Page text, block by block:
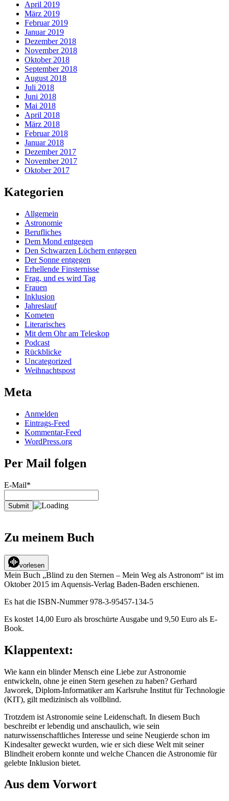
April 2019
März 2019
Februar 2019
Januar 2019
Dezember 2018
November 2018
Oktober 2018
September 2018
August 2018
Juli 2018
Juni 2018
Mai 2018
April 2018
März 2018
Februar 2018
Januar 2018
Dezember 2017
November 2017
Oktober 2017
Kategorien
Allgemein
Astronomie
Berufliches
Dem Mond entgegen
Den Schwarzen Löchern entgegen
Der Sonne entgegen
Erhellende Finsternisse
Frag, und es wird Tag
Frauen
Inklusion
Jahreslauf
Kometen
Literarisches
Mit dem Ohr am Teleskop
Podcast
Rückblicke
Uncategorized
Weihnachtspost
Meta
Anmelden
Eintrags-Feed
Kommentar-Feed
WordPress.org
Per Mail folgen
E-Mail*
Zu meinem Buch
vorlesen
Mein Buch „Blind zu den Sternen – Mein Weg als Astronom“ ist im
Oktober 2015 im Aquensis-Verlag Baden-Baden erschienen.
Es hat die ISBN-Nummer 978-3-95457-134-5
Es kostet 14,00 Euro als broschürte Ausgabe und 9,50 Euro als E-
Book.
Klappentext:
Wie kann ein blinder Mensch eine Liebe zur Astronomie
entwickeln, ohne je einen Stern gesehen zu haben? Gerhard
Jaworek, Diplom-Informatiker am Karlsruhe Institut für Technologie
(KIT), gilt medizinisch als vollblind.
Trotzdem ist Astronomie seine Leidenschaft. In diesem Buch
beschreibt er lebendig und anschaulich, wie sein
naturwissenschaftliches Interesse und seine Neugierde schon im
Kindesalter geweckt wurden, wie er sich diese Welt mit seiner
Blindheit erobern konnte und welche Chancen die Astronomie für
gelebte Inklusion bietet.
Aus dem Vorwort